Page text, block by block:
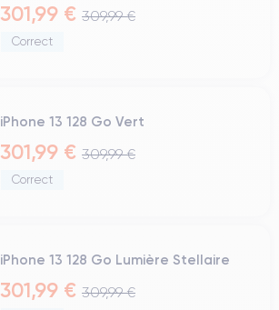
301,99 € 309,99 €
Correct
iPhone 13 128 Go Vert
301,99 € 309,99 €
Correct
iPhone 13 128 Go Lumière Stellaire
301,99 € 309,99 €